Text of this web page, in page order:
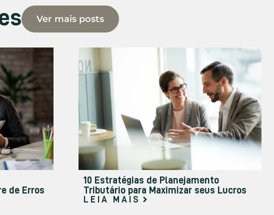
Ver mais posts
de Erros
10 Estratégias de Planejamento
Tributário para Maximizar seus Lucros
LEIA MAIS